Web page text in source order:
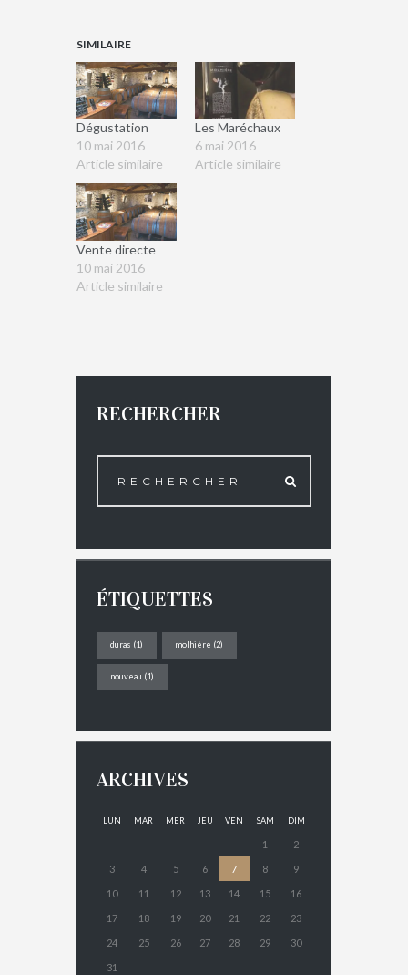
SIMILAIRE
Dégustation
10 mai 2016
Article similaire
Les Maréchaux
6 mai 2016
Article similaire
Vente directe
10 mai 2016
Article similaire
RECHERCHER
ÉTIQUETTES
duras (1) molhière (2)
nouveau (1)
ARCHIVES
LUN MAR MER JEU VEN SAM DIM
1 2
3 4 5 6 7 8 9
10 11 12 13 14 15 16
17 18 19 20 21 22 23
24 25 26 27 28 29 30
31